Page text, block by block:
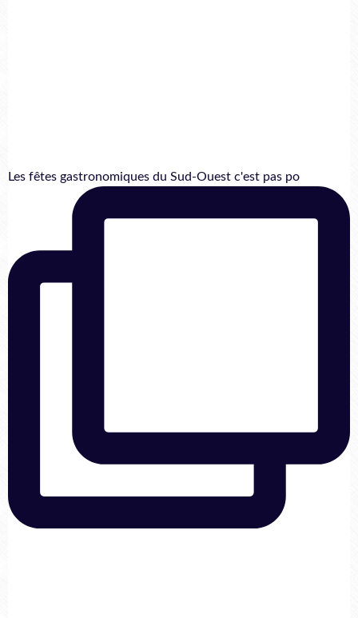
Les fêtes gastronomiques du Sud-Ouest c'est pas po